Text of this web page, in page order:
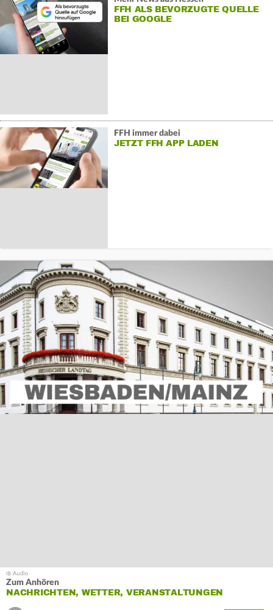
FFH ALS BEVORZUGTE QUELLE
BEI GOOGLE
FFH immer dabei
JETZT FFH APP LADEN
Zum Anhören
NACHRICHTEN, WETTER, VERANSTALTUNGEN